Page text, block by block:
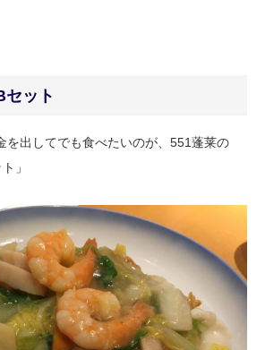
セット
を出してでも食べたいのが、551蓬莱の
」